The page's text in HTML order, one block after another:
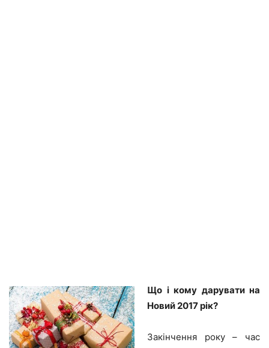
Що і кому дарувати на
Новий 2017 рік?
Закінчення року – час